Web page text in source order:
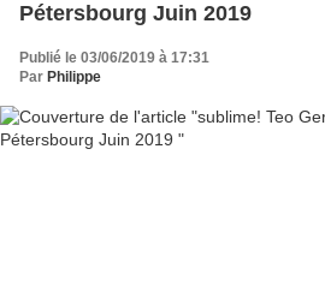
Pétersbourg Juin 2019
Publié le 03/06/2019 à 17:31
Par Philippe